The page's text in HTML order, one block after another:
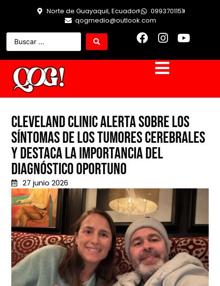
Norte de Guayaquil, Ecuador
0993701151
qogmedio@outlook.com
CLEVELAND CLINIC ALERTA SOBRE LOS
SÍNTOMAS DE LOS TUMORES CEREBRALES
Y DESTACA LA IMPORTANCIA DEL
DIAGNÓSTICO OPORTUNO
27 junio 2026